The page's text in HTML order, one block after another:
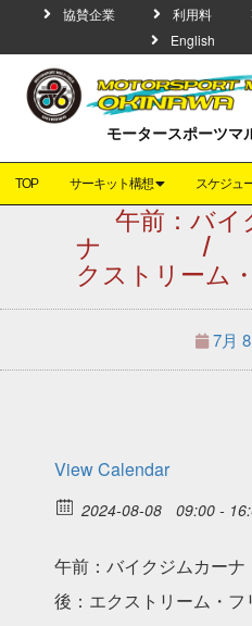
協賛企業 利用料
English
モータースポーツマ
TOP サーキット構想 スケジュ
午前：バ
ナ / 午
クストリーム
7月
View Calendar
2024-08-08 09:00 -
午前：バイク
後：エクストリーム・フ